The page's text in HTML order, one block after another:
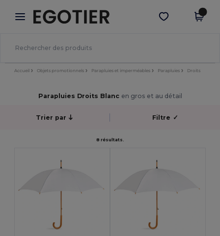
× Appli Egotier
Meilleurs prix sur l’app !
Obtenir l'appli
Accueil Objets promotionnels Parapluies et imperméables Parapluies Droits
Parapluies Droits Blanc en gros et au détail
Trier par Filtre ✓
8 résultats.